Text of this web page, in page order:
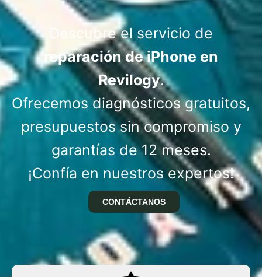
Descubre el servicio de
reparación de iPhone en
Revilogy.
Ofrecemos diagnósticos gratuitos,
presupuestos sin compromiso y
garantías de 12 meses.
¡Confía en nuestros expertos!
CONTÁCTANOS